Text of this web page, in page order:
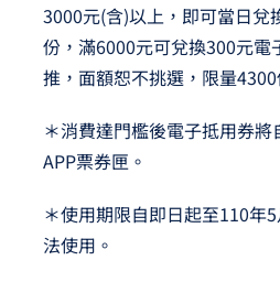
3000元(含)以上，即可當日兌
份，滿6000元可兌換300元電
推，面額恕不挑選，限量4300
＊消費達門檻後電子抵用券
APP票券匣。
＊使用期限自即日起至110年
法使用。